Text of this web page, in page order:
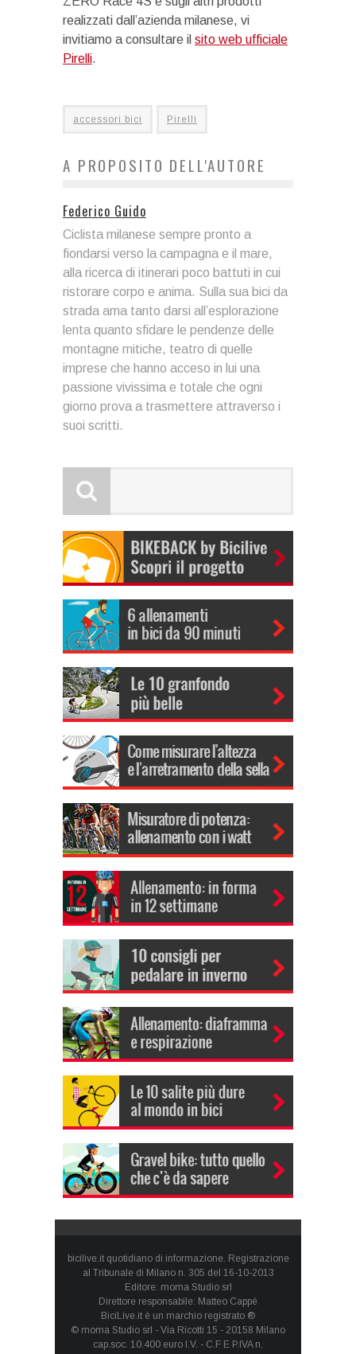
realizzati dall’azienda milanese, vi
invitiamo a consultare il sito web ufficiale
Pirelli.
accessori bici Pirelli
A PROPOSITO DELL'AUTORE
Federico Guido
Ciclista milanese sempre pronto a
fiondarsi verso la campagna e il mare,
alla ricerca di itinerari poco battuti in cui
ristorare corpo e anima. Sulla sua bici da
strada ama tanto darsi all’esplorazione
lenta quanto sfidare le pendenze delle
montagne mitiche, teatro di quelle
imprese che hanno acceso in lui una
passione vivissima e totale che ogni
giorno prova a trasmettere attraverso i
suoi scritti.
bicilive.it quotidiano di informazione. Registrazione
al Tribunale di Milano n. 305 del 16-10-2013
Editore: moma Studio srl
Direttore responsabile: Matteo Cappè
BiciLive.it è un marchio registrato ®
© moma Studio srl - Via Ricotti 15 - 20158 Milano
cap.soc. 10.400 euro I.V. - C.F E P.IVA n.